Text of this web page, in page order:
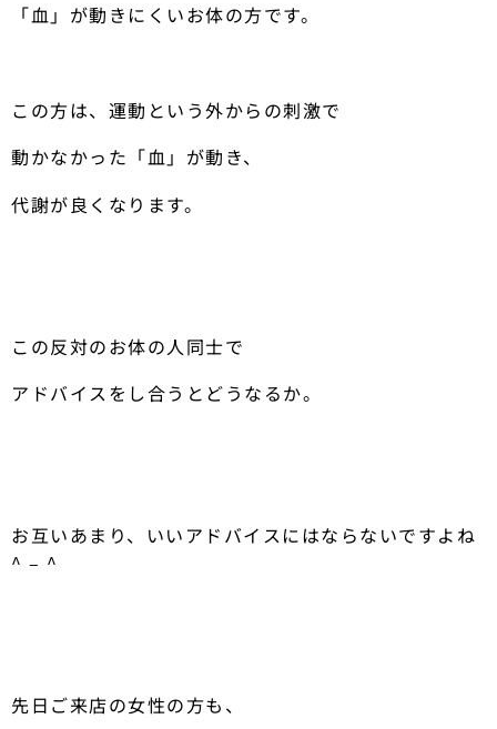
「血」が動きにくいお体の方です。
この方は、運動という外からの刺激で
動かなかった「血」が動き、
代謝が良くなります。
この反対のお体の人同士で
アドバイスをし合うとどうなるか。
お互いあまり、いいアドバイスにはならないですよね
^ – ^
先日ご来店の女性の方も、